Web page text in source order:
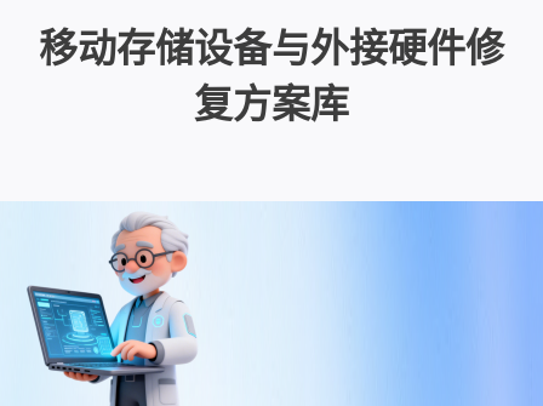
移动存储设备与外接硬件修
复方案库